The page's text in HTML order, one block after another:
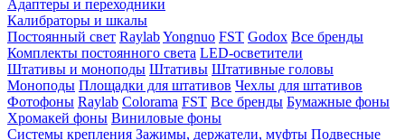
Адаптеры и переходники
Калибраторы и шкалы
Постоянный свет RaylabYongnuo FST Godox Все бренды
Комплекты постоянного света LED-осветители
Штативы и моноподы Штативы Штативные головы
Моноподы Площадки для штативов Чехлы для штативов
Фотофоны Raylab Colorama FST Все бренды Бумажные фоны
Хромакей фоны Виниловые фоны
Системы крепления Зажимы, держатели, муфты Подвесные